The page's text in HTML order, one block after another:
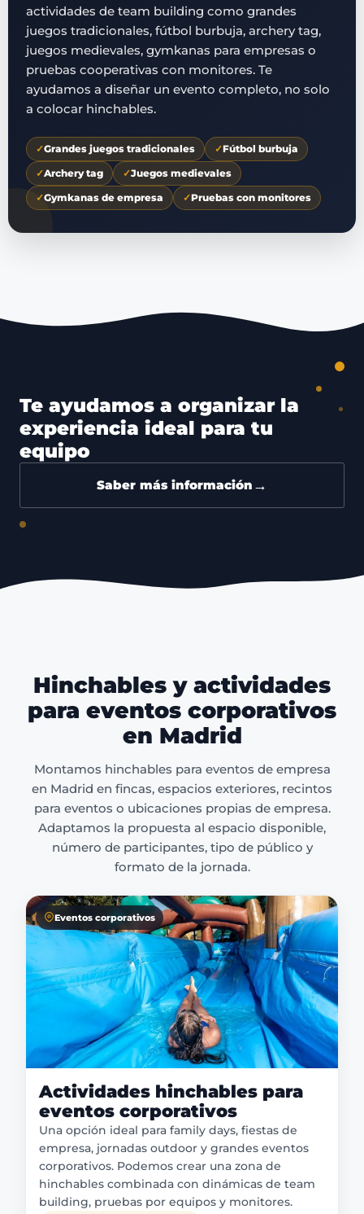
jornada: diversión,
cohesión, competición o
experiencia familiar.
actividades de team building como grandes
juegos tradicionales, fútbol burbuja, archery tag,
juegos medievales, gymkanas para empresas o
pruebas cooperativas con monitores. Te
ayudamos a diseñar un evento completo, no solo
a colocar hinchables.
✓Grandes juegos tradicionales ✓Fútbol burbuja
✓Archery tag ✓Juegos medievales
✓Gymkanas de empresa ✓Pruebas con monitores
Te ayudamos a organizar la
experiencia ideal para tu
equipo
Saber más información →
Hinchables y actividades
para eventos corporativos
en Madrid
Montamos hinchables para eventos de empresa
en Madrid en fincas, espacios exteriores, recintos
para eventos o ubicaciones propias de empresa.
Adaptamos la propuesta al espacio disponible,
número de participantes, tipo de público y
formato de la jornada.
Eventos corporativos
Actividades hinchables para
eventos corporativos
Una opción ideal para family days, fiestas de
empresa, jornadas outdoor y grandes eventos
corporativos. Podemos crear una zona de
hinchables combinada con dinámicas de team
building, pruebas por equipos y monitores.